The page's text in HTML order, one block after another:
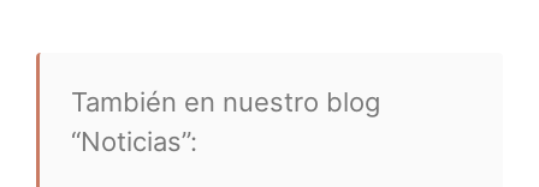
También en nuestro blog
“Noticias”: